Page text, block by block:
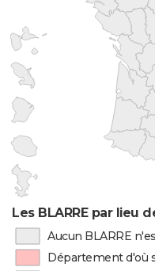
Les BLARRE par lieu
Aucun BLARRE
Département d'où